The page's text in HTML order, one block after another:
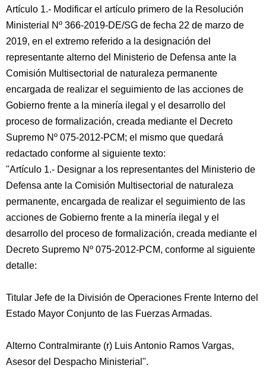
Artículo 1.- Modificar el artículo primero de la Resolución
Ministerial Nº 366-2019-DE/SG de fecha 22 de marzo de
2019, en el extremo referido a la designación del
representante alterno del Ministerio de Defensa ante la
Comisión Multisectorial de naturaleza permanente
encargada de realizar el seguimiento de las acciones de
Gobierno frente a la minería ilegal y el desarrollo del
proceso de formalización, creada mediante el Decreto
Supremo Nº 075-2012-PCM; el mismo que quedará
redactado conforme al siguiente texto:
"Artículo 1.- Designar a los representantes del Ministerio de
Defensa ante la Comisión Multisectorial de naturaleza
permanente, encargada de realizar el seguimiento de las
acciones de Gobierno frente a la minería ilegal y el
desarrollo del proceso de formalización, creada mediante el
Decreto Supremo Nº 075-2012-PCM, conforme al siguiente
detalle:
Titular Jefe de la División de Operaciones Frente Interno del
Estado Mayor Conjunto de las Fuerzas Armadas.
Alterno Contralmirante (r) Luis Antonio Ramos Vargas,
Asesor del Despacho Ministerial".